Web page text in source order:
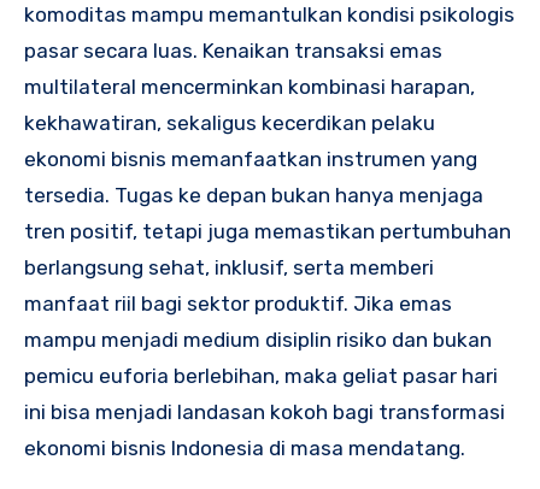
komoditas mampu memantulkan kondisi psikologis
pasar secara luas. Kenaikan transaksi emas
multilateral mencerminkan kombinasi harapan,
kekhawatiran, sekaligus kecerdikan pelaku
ekonomi bisnis memanfaatkan instrumen yang
tersedia. Tugas ke depan bukan hanya menjaga
tren positif, tetapi juga memastikan pertumbuhan
berlangsung sehat, inklusif, serta memberi
manfaat riil bagi sektor produktif. Jika emas
mampu menjadi medium disiplin risiko dan bukan
pemicu euforia berlebihan, maka geliat pasar hari
ini bisa menjadi landasan kokoh bagi transformasi
ekonomi bisnis Indonesia di masa mendatang.